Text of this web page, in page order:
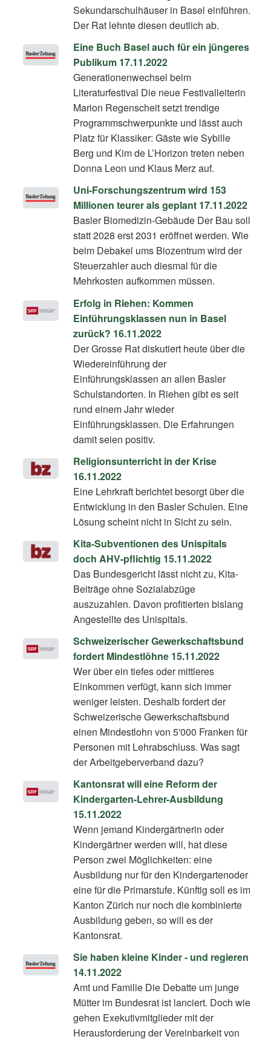
Sekundarschulhäuser in Basel einführen.
Der Rat lehnte diesen deutlich ab.
Eine Buch Basel auch für ein jüngeres
Publikum 17.11.2022
Generationenwechsel beim
Literaturfestival Die neue Festivalleiterin
Marion Regenscheit setzt trendige
Programmschwerpunkte und lässt auch
Platz für Klassiker: Gäste wie Sybille
Berg und Kim de L’Horizon treten neben
Donna Leon und Klaus Merz auf.
Uni-Forschungszentrum wird 153
Millionen teurer als geplant 17.11.2022
Basler Biomedizin-Gebäude Der Bau soll
statt 2028 erst 2031 eröffnet werden. Wie
beim Debakel ums Biozentrum wird der
Steuerzahler auch diesmal für die
Mehrkosten aufkommen müssen.
Erfolg in Riehen: Kommen
Einführungsklassen nun in Basel
zurück? 16.11.2022
Der Grosse Rat diskutiert heute über die
Wiedereinführung der
Einführungsklassen an allen Basler
Schulstandorten. In Riehen gibt es seit
rund einem Jahr wieder
Einführungsklassen. Die Erfahrungen
damit seien positiv.
Religionsunterricht in der Krise
16.11.2022
Eine Lehrkraft berichtet besorgt über die
Entwicklung in den Basler Schulen. Eine
Lösung scheint nicht in Sicht zu sein.
Kita-Subventionen des Unispitals
doch AHV-pflichtig 15.11.2022
Das Bundesgericht lässt nicht zu, Kita-
Beiträge ohne Sozialabzüge
auszuzahlen. Davon profitierten bislang
Angestellte des Unispitals.
Schweizerischer Gewerkschaftsbund
fordert Mindestlöhne 15.11.2022
Wer über ein tiefes oder mittleres
Einkommen verfügt, kann sich immer
weniger leisten. Deshalb fordert der
Schweizerische Gewerkschaftsbund
einen Mindestlohn von 5'000 Franken für
Personen mit Lehrabschluss. Was sagt
der Arbeitgeberverband dazu?
Kantonsrat will eine Reform der
Kindergarten-Lehrer-Ausbildung
15.11.2022
Wenn jemand Kindergärtnerin oder
Kindergärtner werden will, hat diese
Person zwei Möglichkeiten: eine
Ausbildung nur für den Kindergartenoder
eine für die Primarstufe. Künftig soll es im
Kanton Zürich nur noch die kombinierte
Ausbildung geben, so will es der
Kantonsrat.
Sie haben kleine Kinder - und regieren
14.11.2022
Amt und Familie Die Debatte um junge
Mütter im Bundesrat ist lanciert. Doch wie
gehen Exekutivmitglieder mit der
Herausforderung der Vereinbarkeit von